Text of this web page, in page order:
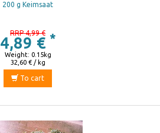
200 g Keimsaat
RRP 4,99 €
4,89 € *
32,60 € / kg
Weight: 0.15kg
To cart